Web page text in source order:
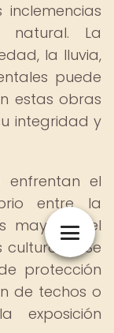
La
la lluvia,
puede
estas obras
integridad y
enfrentan el
entre la
mayas y el
Se
protección
de techos o
exposición